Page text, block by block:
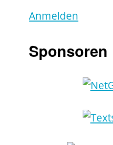
Anmelden
Sponsoren